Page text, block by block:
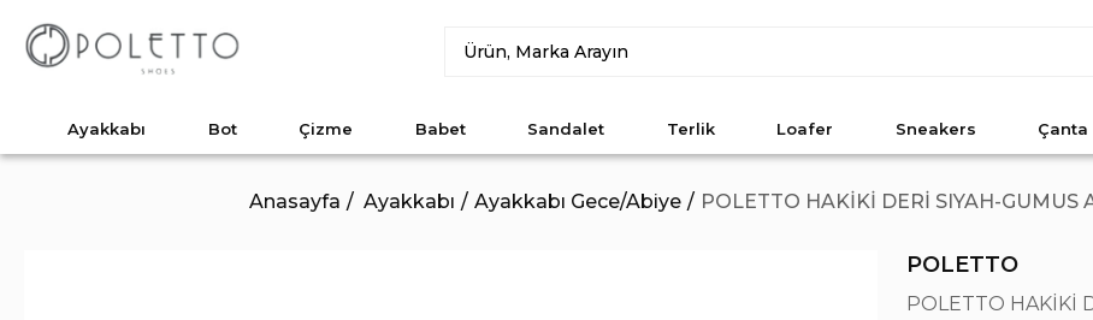
Ayakkabı Bot Çizme Babet Sandalet Terlik Loafer Sneakers Çanta
Anasayfa Ayakkabı Ayakkabı Gece/Abiye POLETTO HAKİKİ DERİ SIYAH-GUMUS
POLETTO
POLETTO HAKİKİ